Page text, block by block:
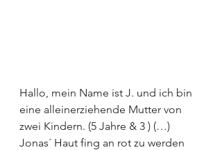
Hallo, mein Name ist J. und ich bin
eine alleinerziehende Mutter von
zwei Kindern. (5 Jahre & 3 ) (…)
Jonas´ Haut fing an rot zu werden